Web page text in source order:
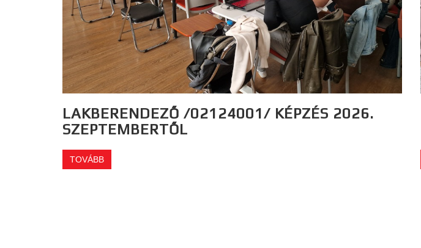
LAKBERENDEZŐ /02124001/ KÉPZÉS 2026.
SZEPTEMBERTŐL
TOVÁBB